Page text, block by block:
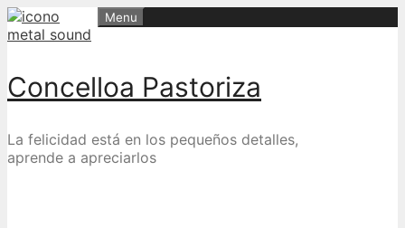
Skip
to
Concelloa Pastoriza
La felicidad está en los pequeños detalles,
aprende a apreciarlos
Menu